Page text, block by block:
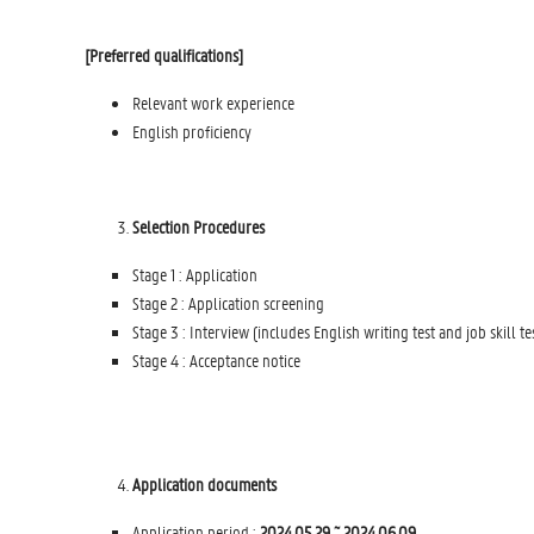
[Preferred qualifications]
Relevant work experience
English proficiency
Selection Procedures
Stage 1 : Application
Stage 2 : Application screening
Stage 3 : Interview (includes English writing test and job skill
Stage 4 : Acceptance notice
Application documents